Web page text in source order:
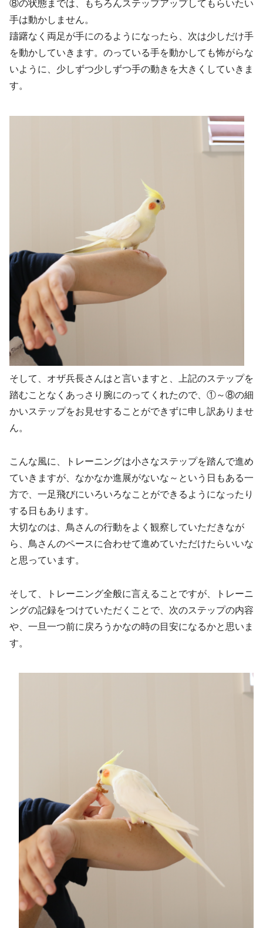
⑧の状態までは、もちろんステップアップしてもらいたい
手は動かしません。
躊躇なく両足が手にのるようになったら、次は少しだけ手
を動かしていきます。のっている手を動かしても怖がらな
いように、少しずつ少しずつ手の動きを大きくしていきま
す。
そして、オザ兵長さんはと言いますと、上記のステップを
踏むことなくあっさり腕にのってくれたので、①～⑧の細
かいステップをお見せすることができずに申し訳ありませ
ん。
こんな風に、トレーニングは小さなステップを踏んで進め
ていきますが、なかなか進展がないな～という日もある一
方で、一足飛びにいろいろなことができるようになったり
する日もあります。
大切なのは、鳥さんの行動をよく観察していただきなが
ら、鳥さんのペースに合わせて進めていただけたらいいな
と思っています。
そして、トレーニング全般に言えることですが、トレーニ
ングの記録をつけていただくことで、次のステップの内容
や、一旦一つ前に戻ろうかなの時の目安になるかと思いま
す。